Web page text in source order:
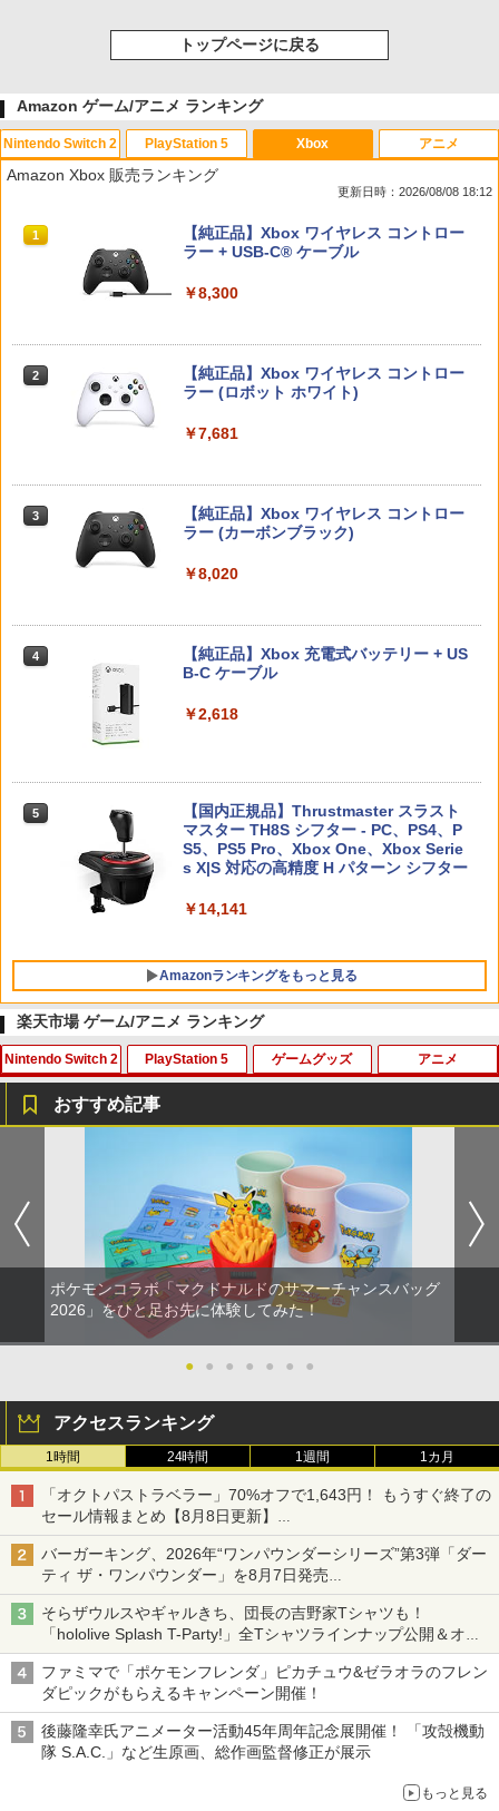
トップページに戻る
Amazon ゲーム/アニメ ランキング
Nintendo Switch 2
1
スプラトゥーン レイダース|オンライン
コード版
￥5,832
スプラトゥーン レイダース -Switch2
￥6,446
Nintendo Switch 2(日本語・国内専用)
ンラインコード版
ニンテンドープリペイド番号 5000円|オ
ンラインコード版
PlayStation 5
1
PlayStation 5 デジタル・エディション
日本語専用 Console Language: Japan
Beast of Reincarnation -PS5 【特典】
J) PlayStation 5
トローラー ミッドナイト ブラック(CFI-
ZCT2J01)
【純正品】DualSense ワイヤレスコン
トローラー(CFI-ZCT2J)
￥10,737
Xbox
Amazon Xbox 販売ランキング
更新日時：2026/08/08 18:12
1
【純正品】Xbox ワイヤレス コントロー
ラー + USB-C® ケーブル
￥8,300
2
【純正品】Xbox ワイヤレス コントロー
ラー (ロボット ホワイト)
￥7,681
3
【純正品】Xbox ワイヤレス コントロー
ラー (カーボンブラック)
￥8,020
4
【純正品】Xbox 充電式バッテリー + US
B-C ケーブル
￥2,618
5
【国内正規品】Thrustmaster スラスト
マスター TH8S シフター - PC、PS4、P
S5、PS5 Pro、Xbox One、Xbox Serie
s X|S 対応の高精度 H パターン シフター
￥14,141
Amazonランキングをもっと見る
アニメ
1
劇場版「鬼滅の刃」無限城編 第一章 猗
劇場版「鬼滅の刃」無限城編 第一章 猗
窩座再来 通常版 [DVD]
￥3,523
ナル三方背収納ケース付きコレクション)
(オリジナル特典:オリジナル巾着＋メー
カー特典:【坤と離】二振りの剣、十翼よ
り来たる！スタジオ描き下ろしイラスト
ボード付) [Blu-ray]
￥10,780
4
劇場版「鬼滅の刃」無限城編 第一章 猗
窩座再来 完全生産限定版 [Blu-ray]
￥8,698
【Amazon.co.jp限定】劇場版モノノ怪
第三章 蛇神 (オリジナル特典:オリジナル
楽天市場 ゲーム/アニメ ランキング
Nintendo Switch 2
【ダイヤ・プラチナ会員様限定！エント
リーでポイント10倍！】【メール便発
送】【新品】任天堂 Nintendo Switch 2
ゲームソフト スプラトゥーン レイダー
ス
￥6,750
2
【当店独自で＋P10倍★要エントリー】
【中古】[Switch2] ぽこ あ ポケモン(20
￥6,880
3
【特典】デジモンストーリー タイムスト
レンジャー Switch2版(【早期購入封入
特典】プレオーダーパック＋「デジモン
カードゲーム」プレイアブルカード)
￥6,943
4
コナミデジタルエンタテインメント 【S
witch】パワフルプロ野球2026-2027 [H
AC-P-BQPYA NSW パワフルプロヤキュ
ウ 2026-2027]
PlayStation 5
ゲームテック エイミングスティック Tor
nado LH [YF2430]
￥820
【中古】PS5イースX −NORDICS−
￥2,237
3
【ジャンボPACK】鬼エイム 指サック ゲ
行動 PUBG Apex CoD 高感度 銀繊維 手
汗対策 鬼サック 22個入り
￥2,480
カプコン 【PS5】BIOHAZARD RE:2 Z
Version [ELJM-30585 PS5 バイオハザ
ードRE2]
￥2,790
ゲームグッズ
【中古】ワールドサッカーウイニングイ
レブン10
￥583
【中古】ポケットモンスター サン - 3DS
￥810
[Switch] Pokemon Champions + スタ
ーターパック（ダウンロード版）※720
ポイントまでご利用可
￥980
WSC / EYESRAIL レトロゲーム ガーデ
ィアン 【コレクター開発x国内製造】 ハ
ード コレクションケース UVカット 透明
保護 保管 クリアケース（ WSC ワンダー
スワンカラー用 ）
￥880
アニメ
【通常版 Blu-ray/DVD】【場面写クリア
カード3枚セット（竈門炭治郎、冨岡義
勇、猗窩座）】 劇場版「鬼滅の刃」無限
城編 第一章 猗窩座再来
￥7,450
定版)【Blu-ray】 [ 杉田智和 ]
3
劇場版モノノ怪 第三章 蛇神【Blu-ray】
[ 神谷浩史 ]
￥7,821
劇場版「鬼滅の刃」無限城編 第一章 猗
窩座再来(完全生産限定版)【Blu-ray】 [
吾峠呼世晴 ]
￥8,690
【楽天ブックス限定全巻購入特典+全巻
おすすめ記事
ポケモンコラボ「マクドナルドのサマーチャンスバッグ
2026」をひと足お先に体験してみた！
● ● ● ● ● ● ●
アクセスランキング
1時間 24時間 1週間 1カ月
「オクトパストラベラー」70%オフで1,643円！ もうすぐ終了の
セール情報まとめ【8月8日更新】
ニンテンドーeショップでは「大神 絶景版」が67%オフで990円
バーガーキング、2026年“ワンパウンダーシリーズ”第3弾「ダー
ティ ザ・ワンパウンダー」を8月7日発売
「特製ガーリックマヨソース」を使用した超大型チーズバーガー
そらザウルスやギャルきち、団長の吉野家Tシャツも！
「hololive Splash T-Party!」全Tシャツラインナップ公開＆オン
ライン販売開始
ファミマで「ポケモンフレンダ」ピカチュウ&ゼラオラのフレン
ダピックがもらえるキャンペーン開催！
後藤隆幸氏アニメーター活動45年周年記念展開催！ 「攻殻機動
隊 S.A.C.」など生原画、総作画監督修正が展示
もっと見る